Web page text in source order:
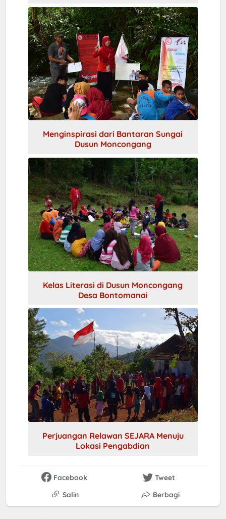
Menginspirasi dari Bantaran Sungai
Dusun Moncongang
Kelas Literasi di Dusun Moncongang
Desa Bontomanai
Perjuangan Relawan SEJARA Menuju
Lokasi Pengabdian
Facebook
Tweet
Salin
Berbagi